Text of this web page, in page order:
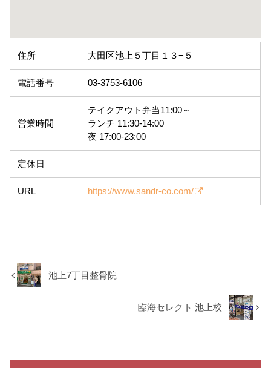
住所 大田区池上５丁目１３−５
電話番号 03-3753-6106
営業時間
テイクアウト弁当11:00～
ランチ 11:30-14:00
夜 17:00-23:00
定休日
URL https://www.sandr-co.com/
池上7丁目整骨院
臨海セレクト 池上校